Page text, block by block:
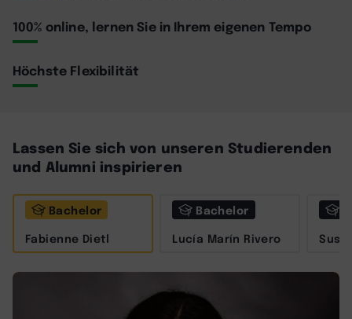
100% online, lernen Sie in Ihrem eigenen Tempo
Höchste Flexibilität
Lassen Sie sich von unseren Studierenden
und Alumni inspirieren
Bachelor
Fabienne Dietl
Bachelor
Lucía Marín Rivero